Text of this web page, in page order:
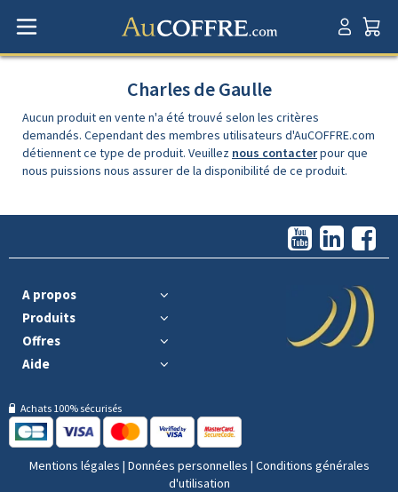
Charles de Gaulle
Aucun produit en vente n'a été trouvé selon les critères
demandés. Cependant des membres utilisateurs d'AuCOFFRE.com
détiennent ce type de produit. Veuillez nous contacterpour que
nous puissions nous assurer de la disponibilité de ce produit.
A propos
Produits
Offres
Aide
Achats 100% sécurisés
Mentions légales | Données personnelles | Conditions générales
d'utilisation